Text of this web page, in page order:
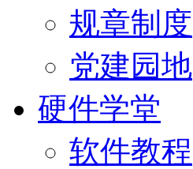
规章制度
党建园地
硬件学堂
软件教程